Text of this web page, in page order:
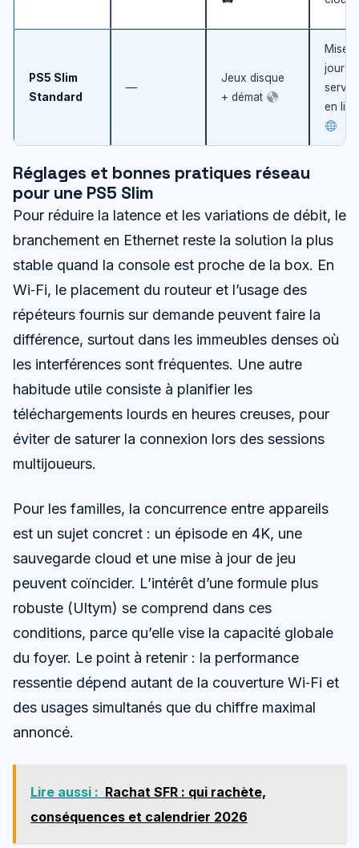
PS5 Slim
Standard
—
Jeux disque
+ démat
Mises
jour &
en
Réglages et bonnes pratiques réseau
pour une PS5 Slim
Pour réduire la latence et les variations de débit, le
branchement en Ethernet reste la solution la plus
stable quand la console est proche de la box. En
Wi‑Fi, le placement du routeur et l’usage des
répéteurs fournis sur demande peuvent faire la
différence, surtout dans les immeubles denses où
les interférences sont fréquentes. Une autre
habitude utile consiste à planifier les
téléchargements lourds en heures creuses, pour
éviter de saturer la connexion lors des sessions
multijoueurs.
Pour les familles, la concurrence entre appareils
est un sujet concret : un épisode en 4K, une
sauvegarde cloud et une mise à jour de jeu
peuvent coïncider. L’intérêt d’une formule plus
robuste (Ultym) se comprend dans ces
conditions, parce qu’elle vise la capacité globale
du foyer. Le point à retenir : la performance
ressentie dépend autant de la couverture Wi‑Fi et
des usages simultanés que du chiffre maximal
annoncé.
Lire aussi : Rachat SFR : qui rachète,
conséquences et calendrier 2026